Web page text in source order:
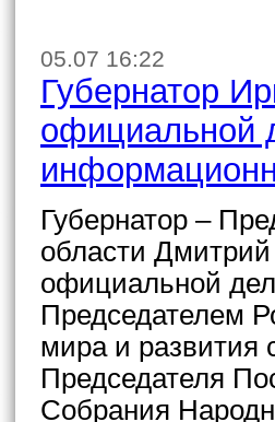
05.07 16:22
Губернатор
официальной
Губернатор –
области
официальной
Председателем
мира и развития
Председателя
Собрания